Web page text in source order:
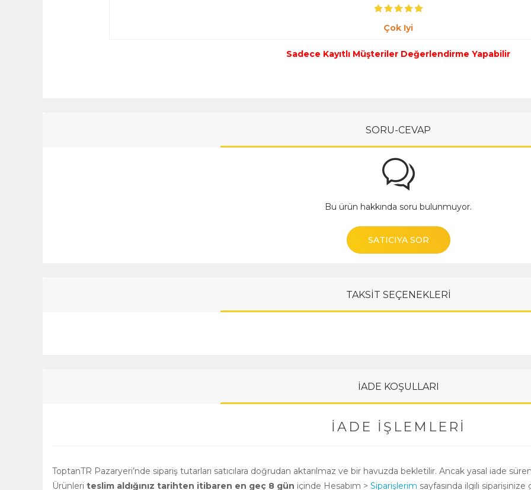
Çok Iyi
Sadece Kayıtlı Müşteriler Değerlendirme Yapabilir
SORU-CEVAP
Bu ürün hakkında soru bulunmuyor.
SATICIYA SOR
TAKSİT SEÇENEKLERİ
İADE KOŞULLARI
İADE İŞLEMLERI
ToptanTR Pazaryeri’nde sipariş tutarları satıcılara doğrudan aktarılmaz ve bir havuzda bekletilir. Ancak yasal iade
Ürünleri teslim aldığınız tarihten itibaren en geç 8 gün içinde Hesabım > Siparişlerim sayfasında ilgili